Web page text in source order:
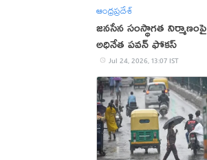
ఆంధ్రప్రదేశ్
జనసేన సంస్థాగత
అధినేత పవన్‌ ఫోకస్‌
Jul 24, 2026, 13:07 IST